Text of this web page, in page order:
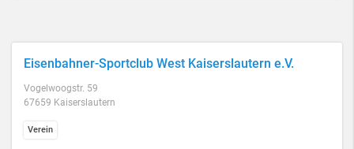
Eisenbahner-Sportclub West Kaiserslautern e.V.
Vogelwoogstr. 59
67659 Kaiserslautern
Verein